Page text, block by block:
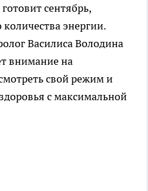
сентябрь,
энергии.
Василиса Володина
внимание на
свой режим и
с максимальной